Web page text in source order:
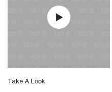
Take A Look